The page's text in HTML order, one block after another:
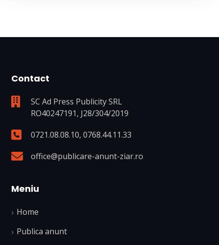
Contact
SC Ad Press Publicity SRL
RO40247191, J28/304/2019
0721.08.08.10, 0768.44.11.33
office@publicare-anunt-ziar.ro
Meniu
Home
Publica anunt